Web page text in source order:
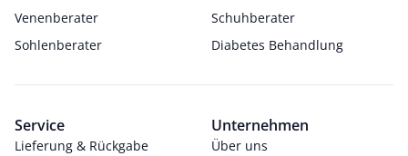
Venenberater
Schuhberater
Sohlenberater
Diabetes Behandlung
Service
Lieferung & Rückgabe
Unternehmen
Über uns